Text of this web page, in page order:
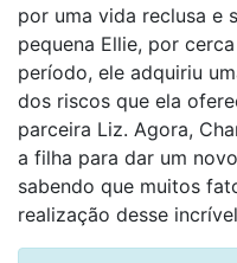
por uma vida reclusa e
pequena Ellie, por
período, ele adquiriu
dos riscos que ela
parceira Liz. Agora,
a filha para dar um
sabendo que muitos
realização desse